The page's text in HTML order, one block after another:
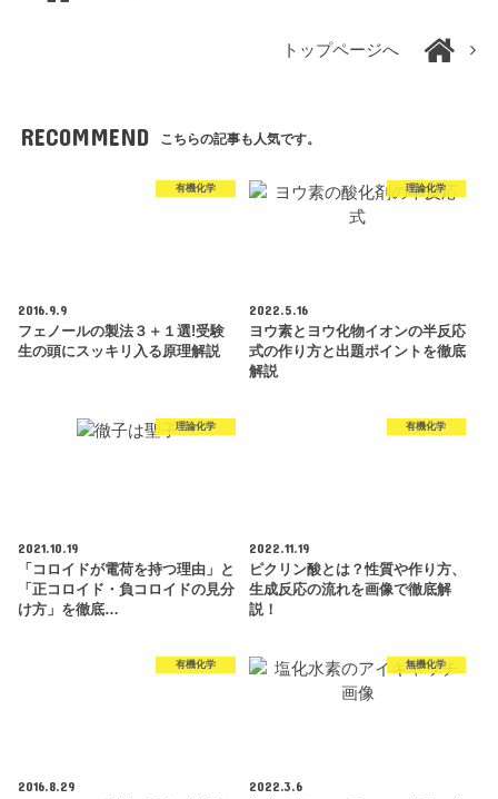
トップページへ
RECOMMEND こちらの記事も人気です。
有機化学
2016.9.9
フェノールの製法３＋１選!受験
生の頭にスッキリ入る原理解説
理論化学
2022.5.16
ヨウ素とヨウ化物イオンの半反応
式の作り方と出題ポイントを徹底
解説
理論化学
2021.10.19
「コロイドが電荷を持つ理由」と
「正コロイド・負コロイドの見分
け方」を徹底…
有機化学
2022.11.19
ピクリン酸とは？性質や作り方、
生成反応の流れを画像で徹底解
説！
有機化学
2016.8.29
無機化学
2022.3.6